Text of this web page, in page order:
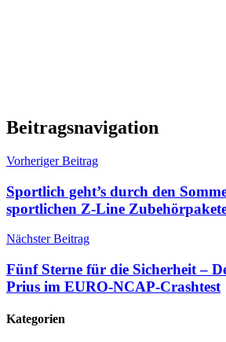
Beitragsnavigation
Vorheriger Beitrag
Sportlich geht’s durch den
sportlichen Z-Line
Nächster Beitrag
Fünf Sterne für die Sicherheit –
Prius im EURO-NCAP-Crashtest
Kategorien